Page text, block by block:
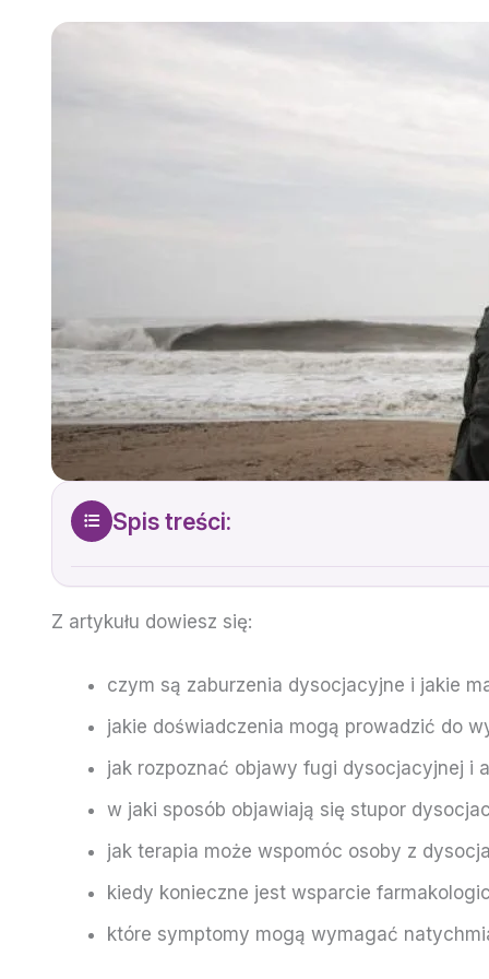
Spis treści:
Z artykułu dowiesz się:
czym są zaburzenia dysocjacyjne i jakie
jakie doświadczenia mogą prowadzić do
jak rozpoznać objawy fugi dysocjacyjnej i
w jaki sposób objawiają się stupor
jak terapia może wspomóc osoby z
kiedy konieczne jest wsparcie
które symptomy mogą wymagać